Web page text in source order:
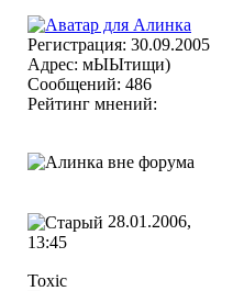
Регистрация: 30.09.2005
Адрес: мЫЫтищи)
Сообщений: 486
Рейтинг мнений:
28.01.2006,
13:45
Toxic